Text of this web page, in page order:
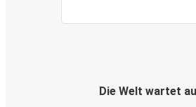
Die Welt wartet